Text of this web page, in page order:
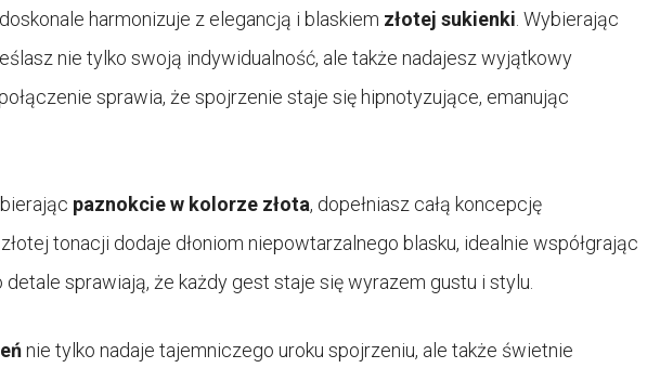
doskonale harmonizuje z elegancją i blaskiem złotej sukienki . Wybierając
nie tylko swoją indywidualność, ale także nadajesz wyjątkowy
sprawia, że spojrzenie staje się hipnotyzujące, emanując
paznokcie w kolorze złota, dopełniasz całą koncepcję
tonacji dodaje dłoniom niepowtarzalnego blasku, idealnie współgrając
detale sprawiają, że każdy gest staje się wyrazem gustu i stylu.
nie tylko nadaje tajemniczego uroku spojrzeniu, ale także świetnie